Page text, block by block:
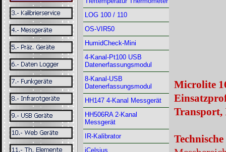
LOG 100 / 110
OS-VIR50
HumidCheck-Mini
4-Kanal-Pt100 USB
Datenerfassungsmodul
8-Kanal-USB
Datenerfassungsmodul
HH147 4-Kanal Messgerät
HH506RA 2-Kanal
Messgerät
IR-Kalibrator
iCelsius
Microlite
Transport,